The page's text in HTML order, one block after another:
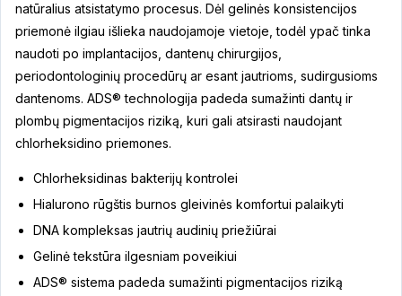
natūralius atsistatymo procesus. Dėl gelinės konsistencijos
priemonė ilgiau išlieka naudojamoje vietoje, todėl ypač tinka
naudoti po implantacijos, dantenų chirurgijos,
periodontologinių procedūrų ar esant jautrioms, sudirgusioms
dantenoms. ADS® technologija padeda sumažinti dantų ir
plombų pigmentacijos riziką, kuri gali atsirasti naudojant
chlorheksidino priemones.
Chlorheksidinas bakterijų kontrolei
Hialurono rūgštis burnos gleivinės komfortui palaikyti
DNA kompleksas jautrių audinių priežiūrai
Gelinė tekstūra ilgesniam poveikiui
ADS® sistema padeda sumažinti pigmentacijos riziką